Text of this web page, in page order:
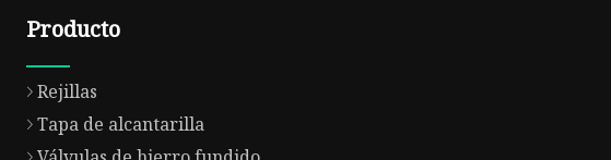
Producto
Rejillas
Tapa de alcantarilla